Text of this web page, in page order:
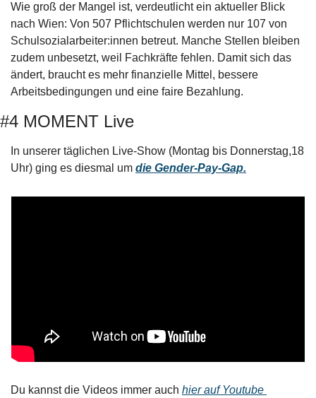
Wie groß der Mangel ist, verdeutlicht ein aktueller Blick
nach Wien: Von 507 Pflichtschulen werden nur 107 von
Schulsozialarbeiter:innen betreut. Manche Stellen bleiben
zudem unbesetzt, weil Fachkräfte fehlen. Damit sich das
ändert, braucht es mehr finanzielle Mittel, bessere
Arbeitsbedingungen und eine faire Bezahlung.
#4 MOMENT Live
In unserer täglichen Live-Show (Montag bis Donnerstag,18
Uhr) ging es diesmal um die Gender-Pay-Gap.
Du kannst die Videos immer auch hier auf Youtube